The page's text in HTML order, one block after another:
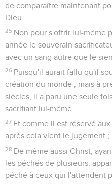
de comparaître maintenant
Dieu.
25 Non pour s'offrir lui-même
année le souverain
avec un sang autre que le
26 Puisqu'il aurait fallu qu'il
création du monde ; mais à
siècles, il a paru une seule
sacrifiant lui-même.
27 Et comme il est réservé
après cela vient le jugement ;
28 De même aussi Christ,
les péchés de plusieurs,
péché à ceux qui l'attendent